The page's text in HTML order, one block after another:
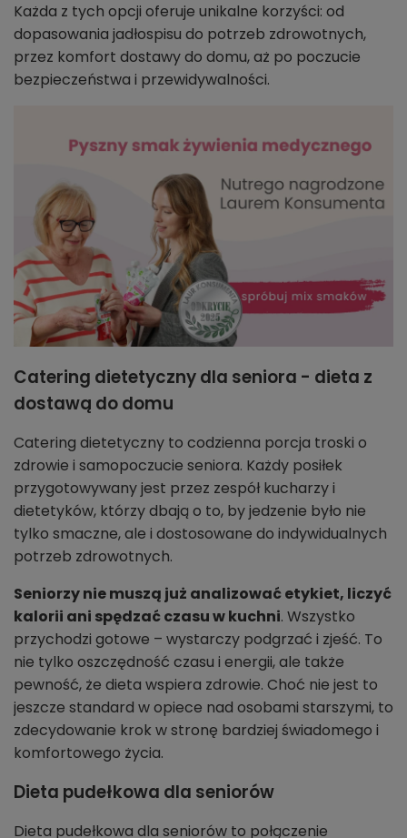
Każda z tych opcji oferuje unikalne korzyści: od
dopasowania jadłospisu do potrzeb zdrowotnych,
przez komfort dostawy do domu, aż po poczucie
bezpieczeństwa i przewidywalności.
Catering dietetyczny dla seniora - dieta z
dostawą do domu
Catering dietetyczny to codzienna porcja troski o
zdrowie i samopoczucie seniora. Każdy posiłek
przygotowywany jest przez zespół kucharzy i
dietetyków, którzy dbają o to, by jedzenie było nie
tylko smaczne, ale i dostosowane do indywidualnych
potrzeb zdrowotnych.
Seniorzy nie muszą już analizować etykiet, liczyć
kalorii ani spędzać czasu w kuchni. Wszystko
przychodzi gotowe – wystarczy podgrzać i zjeść. To
nie tylko oszczędność czasu i energii, ale także
pewność, że dieta wspiera zdrowie. Choć nie jest to
jeszcze standard w opiece nad osobami starszymi, to
zdecydowanie krok w stronę bardziej świadomego i
komfortowego życia.
Dieta pudełkowa dla seniorów
Dieta pudełkowa dla seniorów to połączenie